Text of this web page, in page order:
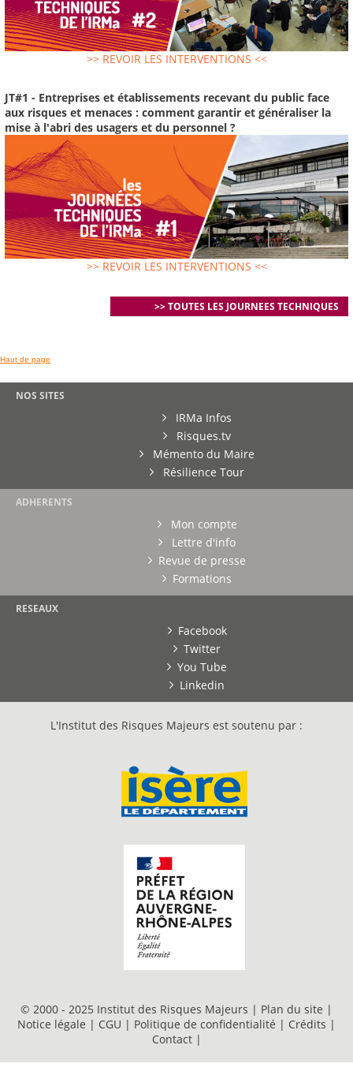
>> REVOIR LES INTERVENTIONS <<
JT#1 - Entreprises et établissements recevant du public face
aux risques et menaces : comment garantir et généraliser la
mise à l'abri des usagers et du personnel ?
>> REVOIR LES INTERVENTIONS <<
>> TOUTES LES JOURNEES TECHNIQUES
Haut de page
NOS SITES
IRMa Infos
Risques.tv
Mémento du Maire
Résilience Tour
ADHERENTS
Mon compte
Lettre d'info
Revue de presse
Formations
RESEAUX
Facebook
Twitter
You Tube
Linkedin
L'Institut des Risques Majeurs est soutenu par :
© 2000 - 2025 Institut des Risques Majeurs | Plan du site |
Notice légale | CGU | Politique de confidentialité | Crédits |
Contact |